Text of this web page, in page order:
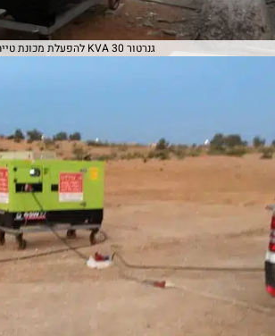
גנרטור 30 KVA להפעלת מכונת טייח